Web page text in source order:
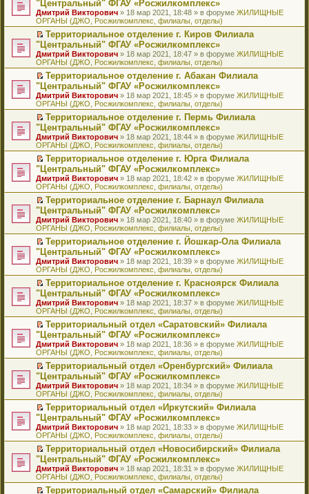
и
ю
щ
е
н
и
ю
у
с
о
о
б
щ
е
н
и
ю
н
н
о
м
с
о
о
б
щ
е
н
и
ю
и
т
а
н
н
о
м
у
с
о
о
б
щ
е
н
и
ю
е
п
р
о
ч
и
т
а
н
н
о
м
у
с
о
о
б
щ
е
н
и
ю
в
о
м
у
н
е
п
р
о
ч
и
т
а
н
н
о
м
у
с
о
о
б
щ
е
н
и
ю
и
к
п
е
р
в
о
м
у
н
е
п
р
о
ч
и
т
а
н
н
о
м
у
с
о
о
б
щ
е
н
и
ю
е
р
е
й
т
и
к
п
е
р
в
о
м
у
н
е
п
р
о
ч
и
т
а
н
н
о
м
у
с
о
о
б
щ
е
н
и
ю
"Центральный" ФГАУ «Росжилкомплекс»
Дмитрий Викторович » 18 мар 2021, 18:48 » в форуме ЖИЛИЩНЫЕ
ОРГАНЫ (ДЖО, Росжилкомплекс, филиалы, отделы)
П
е
р
е
й
т
и
к
п
е
р
в
о
м
у
н
е
п
р
о
ч
и
т
а
н
н
о
м
у
с
о
о
б
щ
е
н
и
ю
Территориальное отделение г. Киров Филиала
"Центральный" ФГАУ «Росжилкомплекс»
Дмитрий Викторович » 18 мар 2021, 18:47 » в форуме ЖИЛИЩНЫЕ
ОРГАНЫ (ДЖО, Росжилкомплекс, филиалы, отделы)
П
е
р
е
й
т
и
к
п
е
р
в
о
м
у
н
е
п
р
о
ч
и
т
а
н
н
о
м
у
с
о
о
б
щ
е
н
и
ю
Территориальное отделение г. Абакан Филиала
"Центральный" ФГАУ «Росжилкомплекс»
Дмитрий Викторович » 18 мар 2021, 18:45 » в форуме ЖИЛИЩНЫЕ
ОРГАНЫ (ДЖО, Росжилкомплекс, филиалы, отделы)
П
е
р
е
й
т
и
к
п
е
р
в
о
м
у
н
е
п
р
о
ч
и
т
а
н
н
о
м
у
с
о
о
б
щ
е
н
и
ю
Территориальное отделение г. Пермь Филиала
"Центральный" ФГАУ «Росжилкомплекс»
Дмитрий Викторович » 18 мар 2021, 18:44 » в форуме ЖИЛИЩНЫЕ
ОРГАНЫ (ДЖО, Росжилкомплекс, филиалы, отделы)
П
е
р
е
й
т
и
к
п
е
р
в
о
м
у
н
е
п
р
о
ч
и
т
а
н
н
о
м
у
с
о
о
б
щ
е
н
и
ю
Территориальное отделение г. Юрга Филиала
"Центральный" ФГАУ «Росжилкомплекс»
Дмитрий Викторович » 18 мар 2021, 18:42 » в форуме ЖИЛИЩНЫЕ
ОРГАНЫ (ДЖО, Росжилкомплекс, филиалы, отделы)
П
е
р
е
й
т
и
к
п
е
р
в
о
м
у
н
е
п
р
о
ч
и
т
а
н
н
о
м
у
с
о
о
б
щ
е
Территориальное отделение г. Барнаул Филиала
"Центральный" ФГАУ «Росжилкомплекс»
Дмитрий Викторович » 18 мар 2021, 18:40 » в форуме ЖИЛИЩНЫЕ
ОРГАНЫ (ДЖО, Росжилкомплекс, филиалы, отделы)
П
е
р
е
й
т
и
к
п
е
р
в
о
м
у
н
е
п
р
о
ч
и
т
а
н
н
о
м
у
с
Территориальное отделение г. Йошкар-Ола Филиала
"Центральный" ФГАУ «Росжилкомплекс»
Дмитрий Викторович » 18 мар 2021, 18:39 » в форуме ЖИЛИЩНЫЕ
ОРГАНЫ (ДЖО, Росжилкомплекс, филиалы, отделы)
П
е
р
е
й
т
и
к
п
е
р
в
о
м
у
н
е
п
р
о
ч
и
т
а
н
Территориальное отделение г. Красноярск Филиала
"Центральный" ФГАУ «Росжилкомплекс»
Дмитрий Викторович » 18 мар 2021, 18:37 » в форуме ЖИЛИЩНЫЕ
ОРГАНЫ (ДЖО, Росжилкомплекс, филиалы, отделы)
П
е
р
е
й
т
и
к
п
е
р
в
о
м
у
н
е
п
р
о
Территориальный отдел «Саратовский» Филиала
"Центральный" ФГАУ «Росжилкомплекс»
Дмитрий Викторович » 18 мар 2021, 18:36 » в форуме ЖИЛИЩНЫЕ
ОРГАНЫ (ДЖО, Росжилкомплекс, филиалы, отделы)
П
е
р
е
й
т
и
к
п
е
р
в
о
м
у
Территориальный отдел «Оренбургский» Филиала
"Центральный" ФГАУ «Росжилкомплекс»
Дмитрий Викторович » 18 мар 2021, 18:34 » в форуме ЖИЛИЩНЫЕ
ОРГАНЫ (ДЖО, Росжилкомплекс, филиалы, отделы)
П
е
р
е
й
т
и
к
п
е
Территориальный отдел «Иркутский» Филиала
"Центральный" ФГАУ «Росжилкомплекс»
Дмитрий Викторович » 18 мар 2021, 18:33 » в форуме ЖИЛИЩНЫЕ
ОРГАНЫ (ДЖО, Росжилкомплекс, филиалы, отделы)
П
е
р
е
й
Территориальный отдел «Новосибирский» Филиала
"Центральный" ФГАУ «Росжилкомплекс»
Дмитрий Викторович » 18 мар 2021, 18:31 » в форуме ЖИЛИЩНЫЕ
ОРГАНЫ (ДЖО, Росжилкомплекс, филиалы, отделы)
Территориальный отдел «Самарский» Филиала